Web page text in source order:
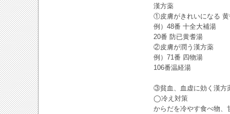
漢方薬
①皮膚がきれいになる
例）48番 十全大補湯
20番 防已黄耆湯
②皮膚が潤う漢方薬
例）71番 四物湯
106番温経湯
③貧血、血虚に効く漢方
◯冷え対策
からだを冷やす食べ物、